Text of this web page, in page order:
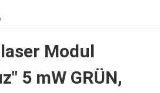
Modul
5 mW GRÜN,